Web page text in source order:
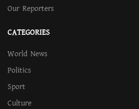
Our Reporters
CATEGORIES
World News
Politics
Sport
Culture